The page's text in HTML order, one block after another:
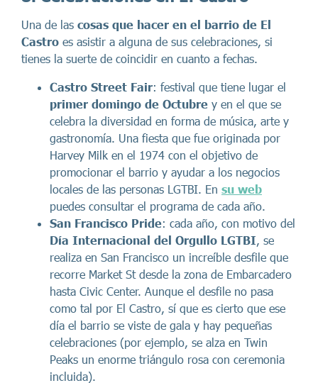
Una de las cosas que hacer en el barrio de El
Castro es asistir a alguna de sus celebraciones, si
tienes la suerte de coincidir en cuanto a fechas.
Castro Street Fair: festival que tiene lugar el
primer domingo de Octubre y en el que se
celebra la diversidad en forma de música, arte y
gastronomía. Una fiesta que fue originada por
Harvey Milk en el 1974 con el objetivo de
promocionar el barrio y ayudar a los negocios
locales de las personas LGTBI. En su web
puedes consultar el programa de cada año.
San Francisco Pride: cada año, con motivo del
Día Internacional del Orgullo LGTBI, se
realiza en San Francisco un increíble desfile que
recorre Market St desde la zona de Embarcadero
hasta Civic Center. Aunque el desfile no pasa
como tal por El Castro, sí que es cierto que ese
día el barrio se viste de gala y hay pequeñas
celebraciones (por ejemplo, se alza en Twin
Peaks un enorme triángulo rosa con ceremonia
incluida).